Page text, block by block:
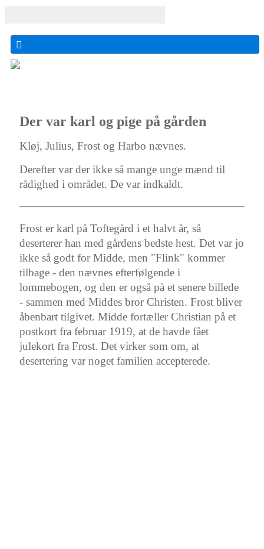
Der var karl og pige på gården
Kløj, Julius, Frost og Harbo nævnes.
Derefter var der ikke så mange unge mænd til
rådighed i området. De var indkaldt.
Frost er karl på Toftegård i et halvt år, så
deserterer han med gårdens bedste hest. Det var jo
ikke så godt for Midde, men "Flink" kommer
tilbage - den nævnes efterfølgende i
lommebogen, og den er også på et senere billede
- sammen med Middes bror Christen. Frost bliver
åbenbart tilgivet. Midde fortæller Christian på et
postkort fra februar 1919, at de havde fået
julekort fra Frost. Det virker som om, at
desertering var noget familien accepterede.